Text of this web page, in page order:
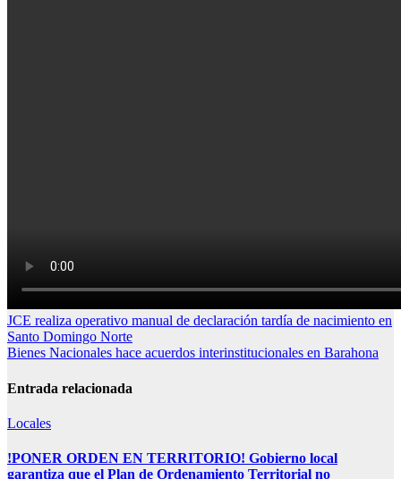
Navegación
de
JCE realiza operativo manual de declaración tardía de nacimiento en
Santo Domingo Norte
Bienes Nacionales hace acuerdos interinstitucionales en Barahona
Entrada relacionada
Locales
!PONER ORDEN EN TERRITORIO! Gobierno local
garantiza que el Plan de Ordenamiento Territorial no